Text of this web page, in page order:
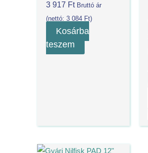
3 917 Ft Bruttó ár
(nettó: 3 084 Ft)
Kosárba
teszem